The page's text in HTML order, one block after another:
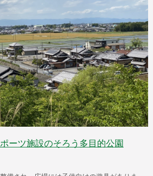
ーツ施設のそろう多目的公園